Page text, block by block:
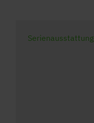
Serienausstattung